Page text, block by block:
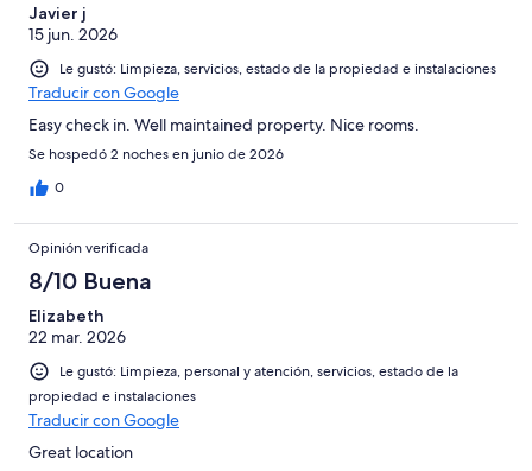
Javier j
15 jun. 2026
Le gustó: Limpieza, servicios, estado de la propiedad e instalaciones
Traducir con Google
Easy check in. Well maintained property. Nice rooms.
Se hospedó 2 noches en junio de 2026
0
Opinión verificada
8/10 Buena
Elizabeth
22 mar. 2026
Le gustó: Limpieza, personal y atención, servicios, estado de la
propiedad e instalaciones
Traducir con Google
Great location